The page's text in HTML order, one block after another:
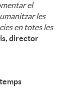
el
les
en totes les
director